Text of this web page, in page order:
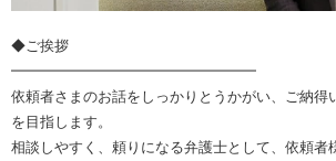
◆ご挨拶
━━━━━━━━━━━━━━━━━
依頼者さまのお話をしっかりとうかがい、ご納得
を目指します。
相談しやすく、頼りになる弁護士として、依頼者